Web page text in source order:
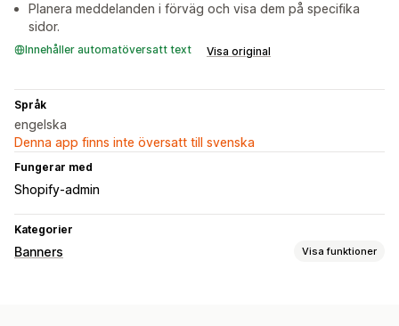
Planera meddelanden i förväg och visa dem på specifika
sidor.
Innehåller automatöversatt text Visa original
Språk
engelska
Denna app finns inte översatt till svenska
Fungerar med
Shopify-admin
Kategorier
Banners Visa funktioner